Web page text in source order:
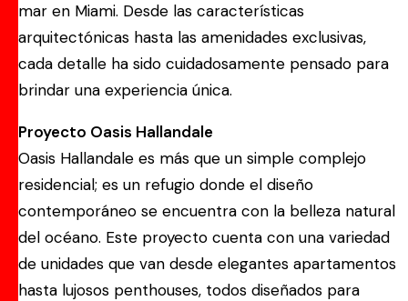
mar en Miami. Desde las características
arquitectónicas hasta las amenidades exclusivas,
cada detalle ha sido cuidadosamente pensado para
brindar una experiencia única.
Proyecto Oasis Hallandale
Oasis Hallandale es más que un simple complejo
residencial; es un refugio donde el diseño
contemporáneo se encuentra con la belleza natural
del océano. Este proyecto cuenta con una variedad
de unidades que van desde elegantes apartamentos
hasta lujosos penthouses, todos diseñados para